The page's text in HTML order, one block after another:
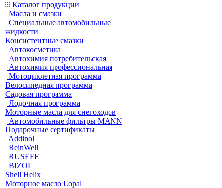
Каталог продукции
Масла и смазки
Специальные автомобильные
жидкости
Консистентные смазки
Автокосметика
Автохимия потребительская
Автохимия профессиональная
Мотоциклетная программа
Велосипедная программа
Садовая программа
Лодочная программа
Моторные масла для снегоходов
Автомобильные фильтры MANN
Подарочные сертификаты
Addinol
ReinWell
RUSEFF
BIZOL
Shell Helix
Моторное масло Lopal